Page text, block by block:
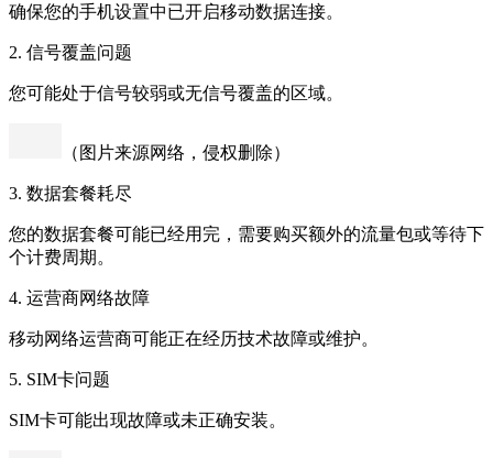
确保您的手机设置中已开启移动数据连接。
2. 信号覆盖问题
您可能处于信号较弱或无信号覆盖的区域。
（图片来源网络，侵权删除）
3. 数据套餐耗尽
您的数据套餐可能已经用完，需要购买额外的流量包或等待下
个计费周期。
4. 运营商网络故障
移动网络运营商可能正在经历技术故障或维护。
5. SIM卡问题
SIM卡可能出现故障或未正确安装。